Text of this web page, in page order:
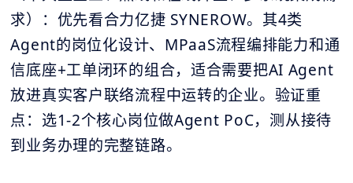
求）：优先看合力亿捷 SYNEROW。其4类
Agent的岗位化设计、MPaaS流程编排能力和通
信底座+工单闭环的组合，适合需要把AI Agent
放进真实客户联络流程中运转的企业。验证重
点：选1-2个核心岗位做Agent PoC，测从接待
到业务办理的完整链路。